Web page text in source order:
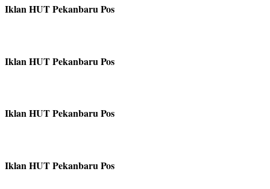
Iklan HUT Pekanbaru Pos
Iklan HUT Pekanbaru Pos
Iklan HUT Pekanbaru Pos
Iklan HUT Pekanbaru Pos